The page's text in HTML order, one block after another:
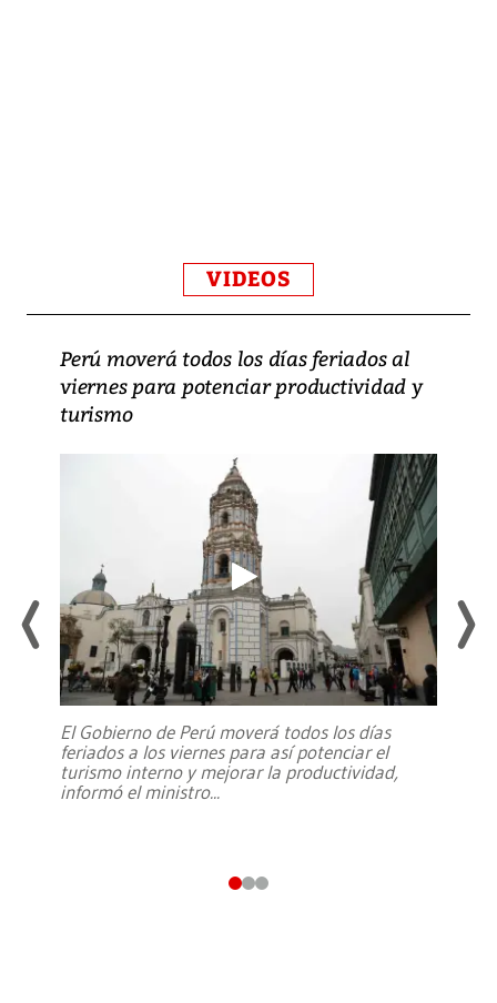
VIDEOS
Perú moverá todos los días feriados al
viernes para potenciar productividad y
turismo
El Gobierno de Perú moverá todos los días
feriados a los viernes para así potenciar el
turismo interno y mejorar la productividad,
informó el ministro...